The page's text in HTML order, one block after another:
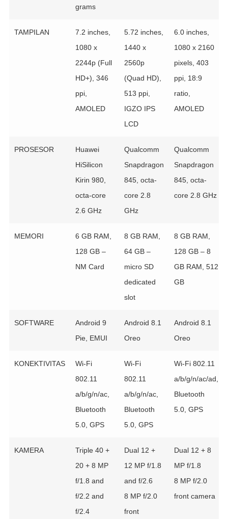
grams
TAMPILAN
7.2 inches,
1080 x
2244p (Full
HD+), 346
ppi,
AMOLED
5.72 inches,
1440 x
2560p
(Quad HD),
513 ppi,
IGZO IPS
LCD
6.0 inches,
1080 x 2160
pixels, 403
ppi, 18:9
ratio,
AMOLED
PROSESOR
Huawei
HiSilicon
Kirin 980,
octa-core
2.6 GHz
Qualcomm
Snapdragon
845, octa-
core 2.8
GHz
Qualcomm
Snapdragon
845, octa-
core 2.8 GHz
MEMORI
6 GB RAM,
128 GB –
NM Card
8 GB RAM,
64 GB –
micro SD
dedicated
slot
8 GB RAM,
128 GB – 8
GB RAM, 512
GB
SOFTWARE
Android 9
Pie, EMUI
Android 8.1
Oreo
Android 8.1
Oreo
KONEKTIVITAS
Wi-Fi
802.11
a/b/g/n/ac,
Bluetooth
5.0, GPS
Wi-Fi
802.11
a/b/g/n/ac,
Bluetooth
5.0, GPS
Wi-Fi 802.11
a/b/g/n/ac/ad,
Bluetooth
5.0, GPS
KAMERA
Triple 40 +
20 + 8 MP
f/1.8 and
f/2.2 and
f/2.4
Dual 12 +
12 MP f/1.8
and f/2.6
8 MP f/2.0
front
Dual 12 + 8
MP f/1.8
8 MP f/2.0
front camera